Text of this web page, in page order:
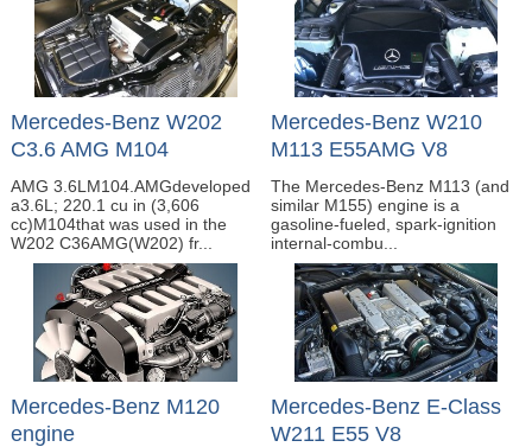
Mercedes-Benz W202
C3.6 AMG M104
AMG 3.6LM104.AMGdeveloped
a3.6L; 220.1 cu in (3,606
cc)M104that was used in the
W202 C36AMG(W202) fr...
Mercedes-Benz W210
M113 E55AMG V8
The Mercedes-Benz M113 (and
similar M155) engine is a
gasoline-fueled, spark-ignition
internal-combu...
Mercedes-Benz M120
engine
Mercedes-Benz E-Class
W211 E55 V8